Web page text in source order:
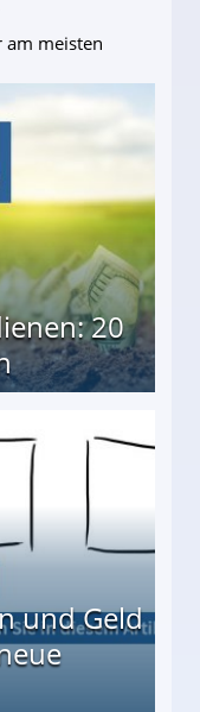
am meisten
20
und Geld